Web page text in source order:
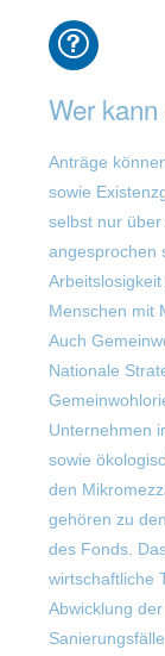
Wer
Anträge
sowie
selbst nur
angesprochen
Menschen mit
Auch
Nationale
Unternehmen
sowie
den
gehören zu
des Fonds.
wirtschaftliche
Abwicklung